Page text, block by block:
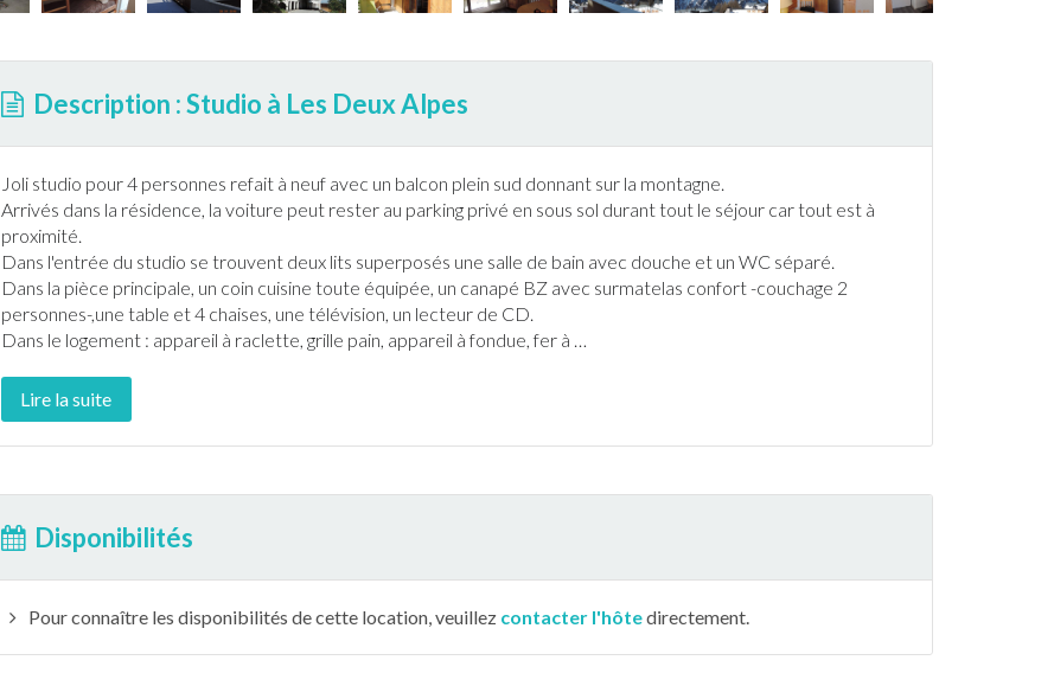
Description : Studio à Les Deux Alpes
Joli studio pour 4 personnes refait à neuf avec un balcon plein sud donnant sur la montagne.
Arrivés dans la résidence, la voiture peut rester au parking privé en sous sol durant tout le séjour car tout est à
proximité.
Dans l'entrée du studio se trouvent deux lits superposés une salle de bain avec douche et un WC séparé.
Dans la pièce principale, un coin cuisine toute équipée, un canapé BZ avec surmatelas confort -couchage 2
personnes-,une table et 4 chaises, une télévision, un lecteur de CD.
Dans le logement : appareil à raclette, grille pain, appareil à fondue, fer à …
Lire la suite
Disponibilités
Pour connaître les disponibilités de cette location, veuillez contacter l'hôtedirectement.